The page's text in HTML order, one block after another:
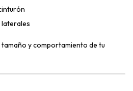
y comportamiento de tu